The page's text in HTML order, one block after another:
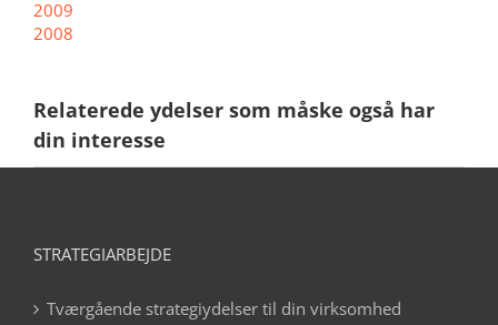
2009
2008
Relaterede ydelser som måske også har
din interesse
STRATEGIARBEJDE
Tværgående strategiydelser til din virksomhed